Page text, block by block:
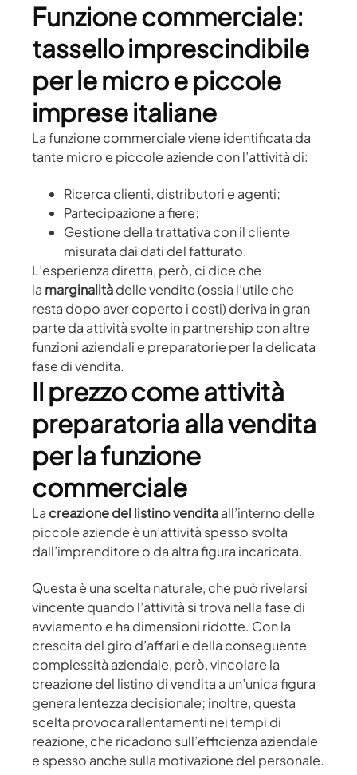
Funzione commerciale:
tassello imprescindibile
per le micro e piccole
imprese italiane
La funzione commerciale viene identificata da
tante micro e piccole aziende con l’attività di:
Ricerca clienti, distributori e agenti;
Partecipazione a fiere;
Gestione della trattativa con il cliente
misurata dai dati del fatturato.
L’esperienza diretta, però, ci dice che
la marginalitàdelle vendite (ossia l’utile che
resta dopo aver coperto i costi) deriva in gran
parte da attività svolte in partnership con altre
funzioni aziendali e preparatorie per la delicata
fase di vendita.
Il prezzo come attività
preparatoria alla vendita
per la funzione
commerciale
La creazione del listino venditaall’interno delle
piccole aziende è un’attività spesso svolta
dall’imprenditore o da altra figura incaricata.
Questa è una scelta naturale, che può rivelarsi
vincente quando l’attività si trova nella fase di
avviamento e ha dimensioni ridotte. Con la
crescita del giro d’affari e della conseguente
complessità aziendale, però, vincolare la
creazione del listino di vendita a un’unica figura
genera lentezza decisionale; inoltre, questa
scelta provoca rallentamenti nei tempi di
reazione, che ricadono sull’efficienza aziendale
e spesso anche sulla motivazione del personale.